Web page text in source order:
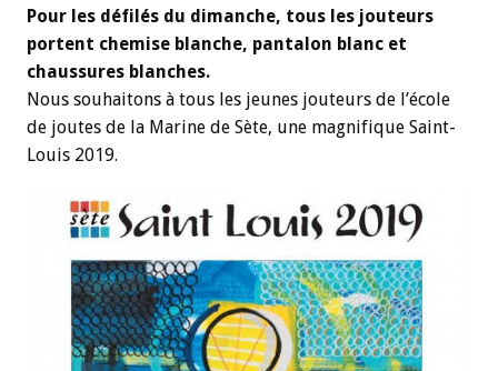
Pour les défilés du dimanche, tous les jouteurs
portent chemise blanche, pantalon blanc et
chaussures blanches.
Nous souhaitons à tous les jeunes jouteurs de l’école
de joutes de la Marine de Sète, une magnifique Saint-
Louis 2019.